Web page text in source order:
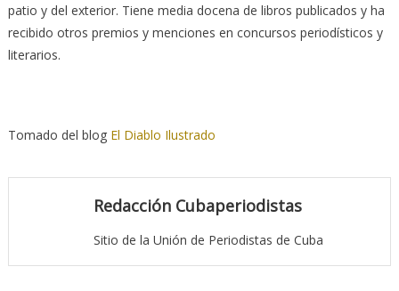
patio y del exterior. Tiene media docena de libros publicados y ha
recibido otros premios y menciones en concursos periodísticos y
literarios.
Tomado del blogEl Diablo Ilustrado
Redacción Cubaperiodistas
Sitio de la Unión de Periodistas de Cuba